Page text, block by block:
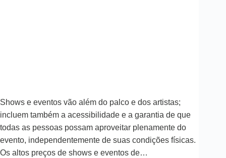
Shows e eventos vão além do palco e dos artistas;
incluem também a acessibilidade e a garantia de que
todas as pessoas possam aproveitar plenamente do
evento, independentemente de suas condições físicas.
Os altos preços de shows e eventos de…